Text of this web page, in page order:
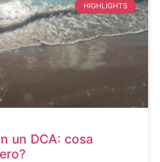
HIGHLIGHTS
un DCA: cosa